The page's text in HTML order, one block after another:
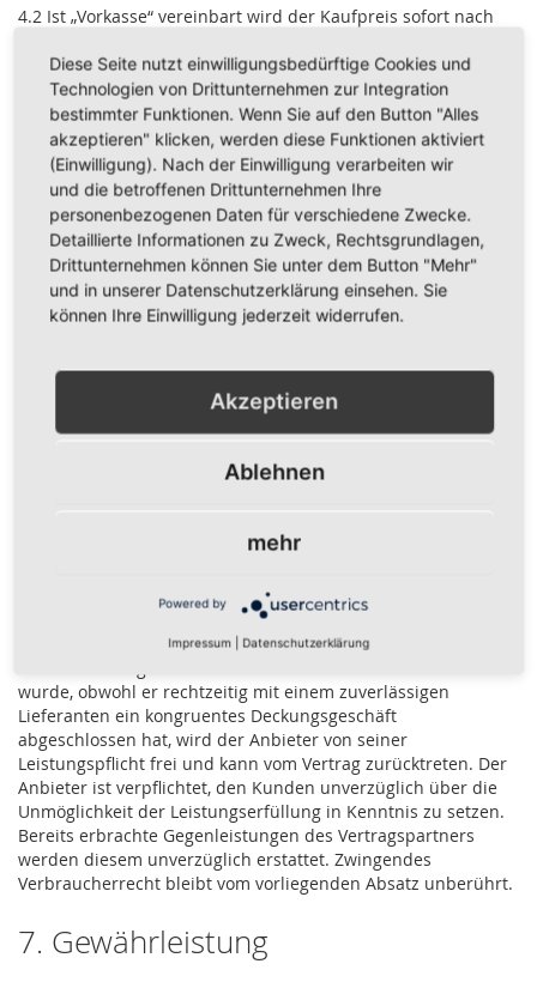
4.2 Ist „Vorkasse“ vereinbart wird der Kaufpreis sofort nach
4.3 Ist die Zahlung via „PayPal“ vereinbart, wird der Kaufpreis
sofort nach Vertragsabschluss fällig. Die Zahlungsabwicklung
erfolgt über den Zahlungsdienstleister PayPal (Europe) S.à r.l.
et Cie, S.C.A., 22-24 Boulevard Royal, L-2449 Luxembourg.
4.4 Ist „Sofortüberweisung“ vereinbart, wird der Kaufpreis
sofort nach Vertragsschluss fällig. Die Zahlungsabwicklung
erfolgt über die Sofort GmbH, Theresienhöhe 12, 80339
München.
5. Eigentumsvorbehalt
Die gekaufte Ware bleibt bis zur vollständigen Bezahlung des
Kaufpreises Eigentum des Anbieters.
Selbstbelieferungsvorbehalt
6.1 Vorbehaltlich abweichender Vereinbarungen erfolgt die
geltenden Lieferzeiten sind dem Online-Shop zu entnehmen.
6.2 Wenn der Anbieter die bestellte Ware nicht liefern kann,
wurde, obwohl er rechtzeitig mit einem zuverlässigen
Lieferanten ein kongruentes Deckungsgeschäft
abgeschlossen hat, wird der Anbieter von seiner
Leistungspflicht frei und kann vom Vertrag zurücktreten. Der
Anbieter ist verpflichtet, den Kunden unverzüglich über die
Unmöglichkeit der Leistungserfüllung in Kenntnis zu setzen.
Bereits erbrachte Gegenleistungen des Vertragspartners
werden diesem unverzüglich erstattet. Zwingendes
Verbraucherrecht bleibt vom vorliegenden Absatz unberührt.
7. Gewährleistung
Diese Seite nutzt einwilligungsbedürftige Cookies und
Technologien von Drittunternehmen zur Integration
bestimmter Funktionen. Wenn Sie auf den Button "Alles
akzeptieren" klicken, werden diese Funktionen aktiviert
(Einwilligung). Nach der Einwilligung verarbeiten wir
und die betroffenen Drittunternehmen Ihre
personenbezogenen Daten für verschiedene Zwecke.
Detaillierte Informationen zu Zweck, Rechtsgrundlagen,
Drittunternehmen können Sie unter dem Button "Mehr"
und in unserer Datenschutzerklärung einsehen. Sie
können Ihre Einwilligung jederzeit widerrufen.
Akzeptieren
Ablehnen
mehr
Powered by
Impressum Datenschutzerklärung